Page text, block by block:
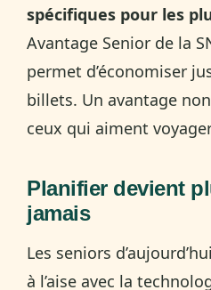
spécifiques pour les
Avantage Senior de la
permet d’économiser
billets. Un avantage
ceux qui aiment
Planifier devient
jamais
Les seniors
à l’aise avec la